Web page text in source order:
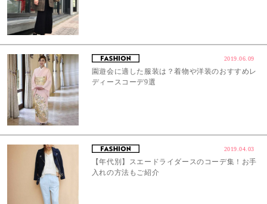
2019.06.09
園遊会に適した服装は？着物や洋装のおすすめレ
ディースコーデ9選
2019.04.03
【年代別】スエードライダースのコーデ集！お手
入れの方法もご紹介